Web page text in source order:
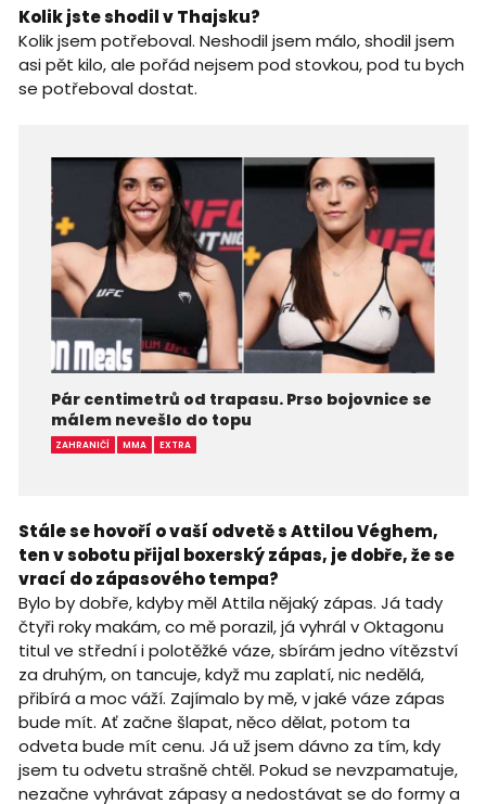
Kolik jste shodil v Thajsku?
Kolik jsem potřeboval. Neshodil jsem málo, shodil jsem
asi pět kilo, ale pořád nejsem pod stovkou, pod tu bych
se potřeboval dostat.
Pár centimetrů od trapasu. Prso bojovnice se
málem nevešlo do topu
ZAHRANIČÍ MMA EXTRA
Stále se hovoří o vaší odvetě s Attilou Véghem,
ten v sobotu přijal boxerský zápas, je dobře, že se
vrací do zápasového tempa?
Bylo by dobře, kdyby měl Attila nějaký zápas. Já tady
čtyři roky makám, co mě porazil, já vyhrál v Oktagonu
titul ve střední i polotěžké váze, sbírám jedno vítězství
za druhým, on tancuje, když mu zaplatí, nic nedělá,
přibírá a moc váží. Zajímalo by mě, v jaké váze zápas
bude mít. Ať začne šlapat, něco dělat, potom ta
odveta bude mít cenu. Já už jsem dávno za tím, kdy
jsem tu odvetu strašně chtěl. Pokud se nevzpamatuje,
nezačne vyhrávat zápasy a nedostávat se do formy a